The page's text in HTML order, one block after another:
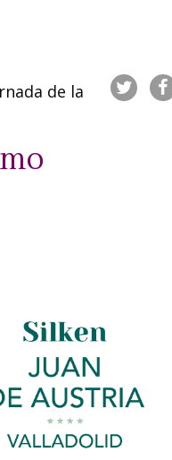
de la